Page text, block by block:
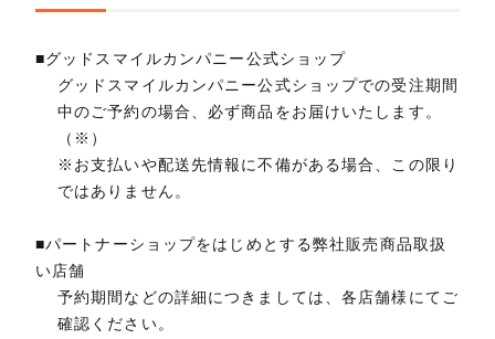
■グッドスマイルカンパニー公式ショップ
グッドスマイルカンパニー公式ショップでの受注期間
中のご予約の場合、必ず商品をお届けいたします。
（※）
※お支払いや配送先情報に不備がある場合、この限り
ではありません。
■パートナーショップをはじめとする弊社販売商品取扱
い店舗
予約期間などの詳細につきましては、各店舗様にてご
確認ください。